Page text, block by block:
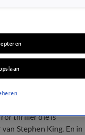
Zo klinkt
thriller die is
Stephen King. En in